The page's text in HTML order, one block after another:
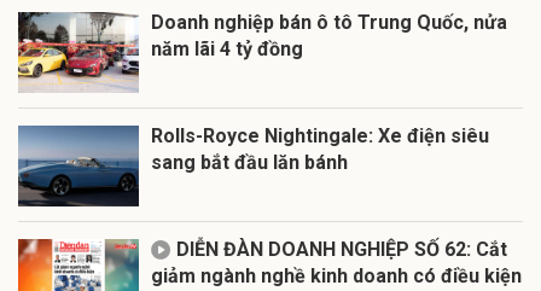
Doanh nghiệp bán ô tô Trung Quốc, nửa
năm lãi 4 tỷ đồng
Rolls-Royce Nightingale: Xe điện siêu
sang bắt đầu lăn bánh
DIỄN ĐÀN DOANH NGHIỆP SỐ 62: Cắt
giảm ngành nghề kinh doanh có điều kiện